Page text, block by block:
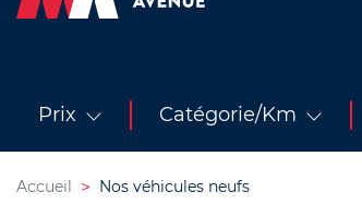
Prix Catégorie/Km
Accueil Nos véhicules neufs